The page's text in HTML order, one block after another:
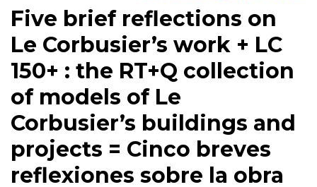
Five brief reflections on
Le Corbusier’s work + LC
150+ : the RT+Q collection
of models of Le
Corbusier’s buildings and
projects = Cinco breves
reflexiones sobre la obra